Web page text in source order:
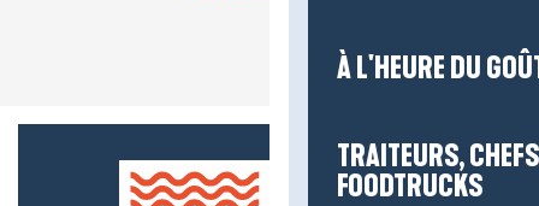
À L'HEURE DU
TRAITEURS,
FOODTRUCKS